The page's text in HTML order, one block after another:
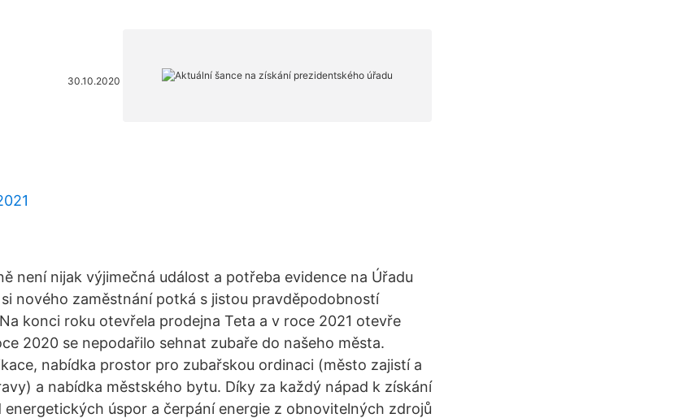
30.10.2020
není nijak výjimečná událost a potřeba evidence na Úřadu
si nového zaměstnání potká s jistou pravděpodobností
konci roku otevřela prodejna Teta a v roce 2021 otevře
2020 se nepodařilo sehnat zubaře do našeho města.
nabídka prostor pro zubařskou ordinaci (město zajistí a
a nabídka městského bytu. Díky za každý nápad k získání
energetických úspor a čerpání energie z obnovitelných zdrojů